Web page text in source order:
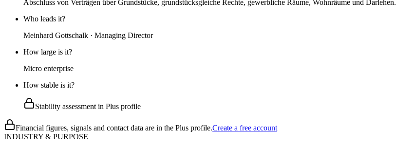
Abschluss von Verträgen über Grundstücke, grundstücksgleiche Rechte, gewerbliche Räume, Wohnräume und Darlehen.
Who leads it?
Meinhard Gottschalk · Managing Director
How large is it?
Micro enterprise
How stable is it?
Stability assessment in Plus profile
Financial figures, signals and contact data are in the Plus profile.Create a free account
INDUSTRY & PURPOSE